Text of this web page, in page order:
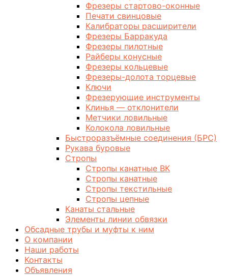
Фрезеры стартово-оконные
Печати свинцовые
Калибраторы расширители
Фрезеры Барракуда
Фрезеры пилотные
Райберы конусные
Фрезеры кольцевые
Фрезеры-долота торцевые
Ключи
Фрезерующие инструменты
Клинья — отклонители
Метчики ловильные
Колокола ловильные
Быстроразъёмные соединения (БРС)
Рукава буровые
Стропы
Стропы канатные ВК
Стропы канатные
Стропы текстильные
Стропы цепные
Канаты стальные
Элементы линии обвязки
Обсадные трубы и муфты к ним
О компании
Наши работы
Контакты
Объявления